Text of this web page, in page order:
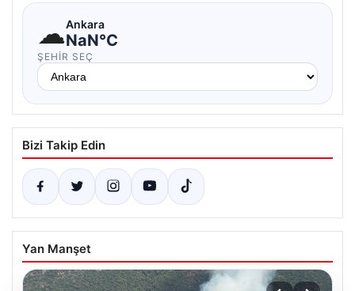
☁Ankara
NaN°C
ŞEHIR SEÇ
Bizi Takip Edin
Yan Manşet